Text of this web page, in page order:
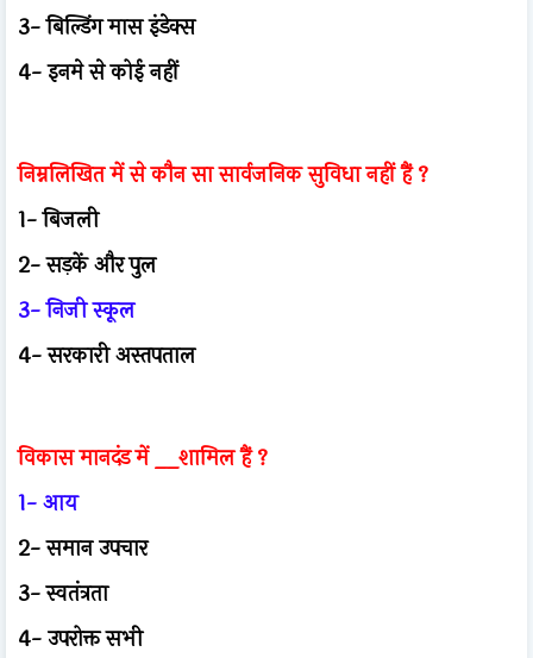
3- बिल्डिंग मास इंडेक्स
4- इनमे से कोई नहीं
निम्नलिखित में से कौन सा सार्वजनिक सुविधा नहीं हैं ?
1- बिजली
2- सड़कें और पुल
3- निजी स्कूल
4- सरकारी अस्तपताल
विकास मानदंड में __शामिल हैं ?
1- आय
2- समान उपचार
3- स्वतंत्रता
4- उपरोक्त सभी